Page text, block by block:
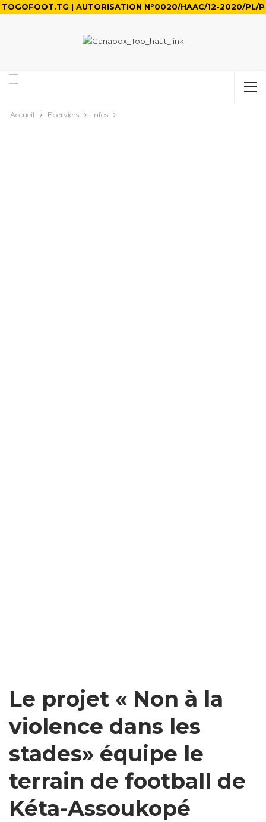
TOGOFOOT.TG | AUTORISATION N°0020/HAAC/12-2020/PL/P
Accueil Eperviers Infos
Le projet « Non à la
violence dans les
stades» équipe le
terrain de football de
Kéta-Assoukopé